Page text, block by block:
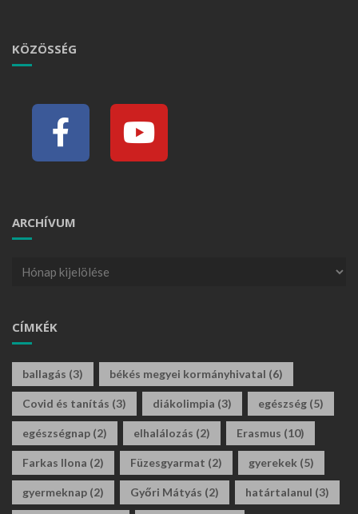
KÖZÖSSÉG
ARCHÍVUM
CÍMKÉK
ballagás (3) békés megyei kormányhivatal (6)
Covid és tanítás (3) diákolimpia (3) egészség (5)
egészségnap (2) elhalálozás (2) Erasmus (10)
Farkas Ilona (2) Füzesgyarmat (2) gyerekek (5)
gyermeknap (2) Győri Mátyás (2) határtalanul (3)